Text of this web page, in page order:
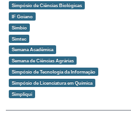
Simpósio de Ciências Biológicas
IF Goiano
Simbio
Simtec
Semana Acadêmica
Semana de Ciências Agrárias
Simpósio de Tecnologia da Informação
Simpósio de Licenciatura em Química
Simpliqui